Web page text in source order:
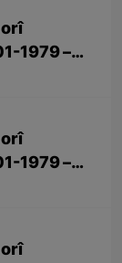
1979 –
1979 –